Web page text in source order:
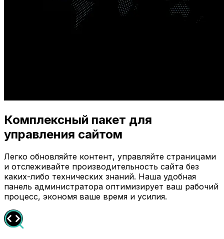
Комплексный пакет для
управления сайтом
Легко обновляйте контент, управляйте страницами
и отслеживайте производительность сайта без
каких-либо технических знаний. Наша удобная
панель администратора оптимизирует ваш рабочий
процесс, экономя ваше время и усилия.